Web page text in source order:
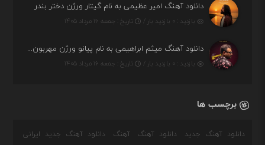
دانلود آهنگ امیر عظیمی به نام گیتار ورژن دختر بندر
بازدید : ۰ بازدید بار / تاریخ : جمعه ۱۶ مرداد ۱۴۰۵
دانلود آهنگ میثم ابراهیمی به نام پیانو ورژن مهربون من
بازدید : ۰ بازدید بار / تاریخ : جمعه ۱۶ مرداد ۱۴۰۵
برچسب ها
دانلود آهنگ جدید دانلود آهنگ آهنگ دانلود آهنگ جدید ایرانی